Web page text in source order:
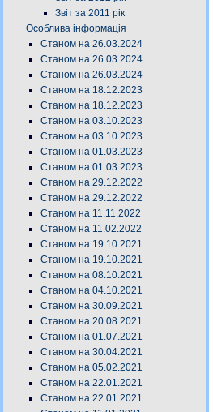
Звіт за 2011 рік
Особлива інформація
Станом на 26.03.2024
Станом на 26.03.2024
Станом на 26.03.2024
Станом на 18.12.2023
Станом на 18.12.2023
Станом на 03.10.2023
Станом на 03.10.2023
Станом на 01.03.2023
Станом на 01.03.2023
Станом на 29.12.2022
Станом на 29.12.2022
Станом на 11.11.2022
Станом на 11.02.2022
Станом на 19.10.2021
Станом на 19.10.2021
Станом на 08.10.2021
Станом на 04.10.2021
Станом на 30.09.2021
Станом на 20.08.2021
Станом на 01.07.2021
Станом на 30.04.2021
Станом на 05.02.2021
Станом на 22.01.2021
Станом на 22.01.2021